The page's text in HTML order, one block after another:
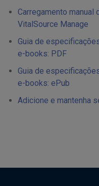
Carregamento manual
VitalSource Manage
Guia de
e-books: PDF
Guia de
e-books: ePub
Adicione e mantenha